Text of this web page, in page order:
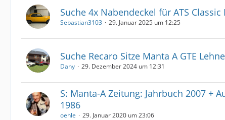
Suche 4x Nabendeckel für ATS Classic
Sebastian3103 29. Januar 2025 um 12:25
Suche Recaro Sitze Manta A GTE
Dany 29. Dezember 2024 um 12:31
S: Manta-A Zeitung: Jahrbuch 2007 +
1986
oehle 29. Januar 2020 um 23:06